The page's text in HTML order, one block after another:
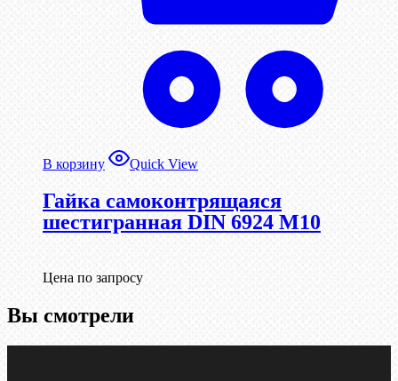
В корзину Quick View
Гайка самоконтрящаяся
шестигранная DIN 6924 М10
Цена по запросу
Вы смотрели